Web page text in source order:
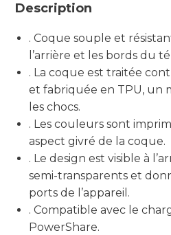
Description
. Coque souple et
l’arrière et les bords du
. La coque est traitée
et fabriquée en TPU, un
les chocs.
. Les couleurs sont
aspect givré de la coque.
. Le design est visible à
semi-transparents et
ports de l’appareil.
. Compatible avec le
PowerShare.